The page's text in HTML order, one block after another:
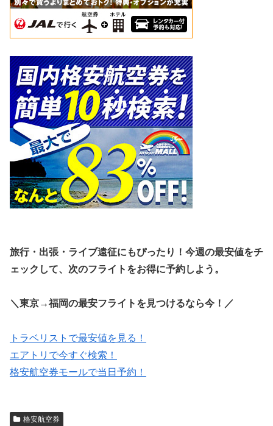
旅行・出張・ライブ遠征にもぴったり！今週の最安値をチ
ェックして、次のフライトをお得に予約しよう。
＼東京→福岡の最安フライトを見つけるなら今！／
トラベリストで最安値を見る！
エアトリで今すぐ検索！
格安航空券モールで当日予約！
格安航空券